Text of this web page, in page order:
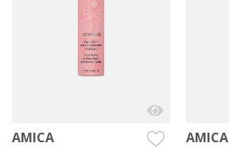
AMICA AMICA